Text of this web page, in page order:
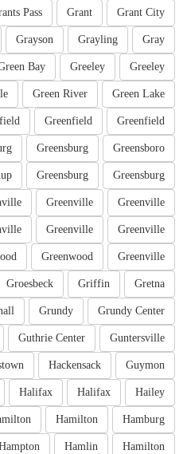
Grant City
Grant
Pass
Gray
Grayling
Grayson
Greeley
Greeley
Bay
Green Lake
Green River
Greenfield
Greenfield
Greensboro
Greensburg
Greensburg
Greensburg
Greenville
Greenville
Greenville
Greenville
Greenville
Greenwood
Gretna
Griffin
Groesbeck
Grundy Center
Grundy
Guntersville
Guthrie Center
Guymon
Hackensack
Hailey
Halifax
Halifax
Hamburg
Hamilton
Hamilton
Hamlin